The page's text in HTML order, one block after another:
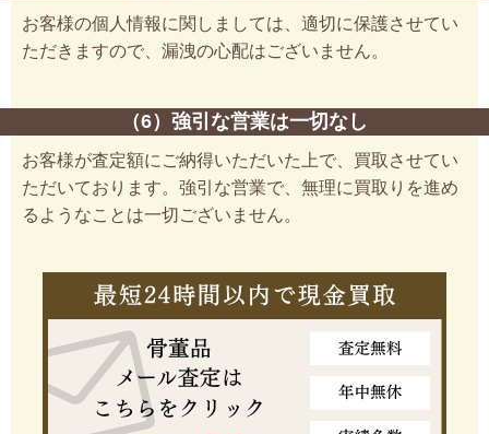
お客様の個人情報に関しましては、適切に保護させてい
ただきますので、漏洩の心配はございません。
（6）強引な営業は一切なし
お客様が査定額にご納得いただいた上で、買取させてい
ただいております。強引な営業で、無理に買取りを進め
るようなことは一切ございません。